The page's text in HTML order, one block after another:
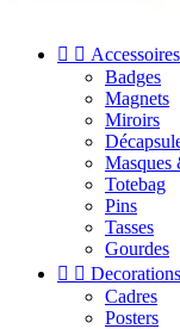
  Accessoires
Badges
Magnets
Miroirs
Masques
Totebag
Pins
Tasses
Gourdes
  Decorations
Cadres
Posters